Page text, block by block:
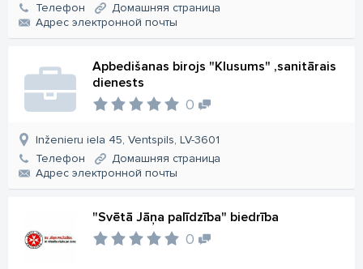
Телефон
Домашняя страница
Aдрес электронной почты
Apbedišanas birojs "Klusums" ,sanitārais
dienests
0
Inženieru iela 45, Ventspils, LV-3601
Телефон
Домашняя страница
Aдрес электронной почты
"Svētā Jāņa palīdzība" biedrība
0